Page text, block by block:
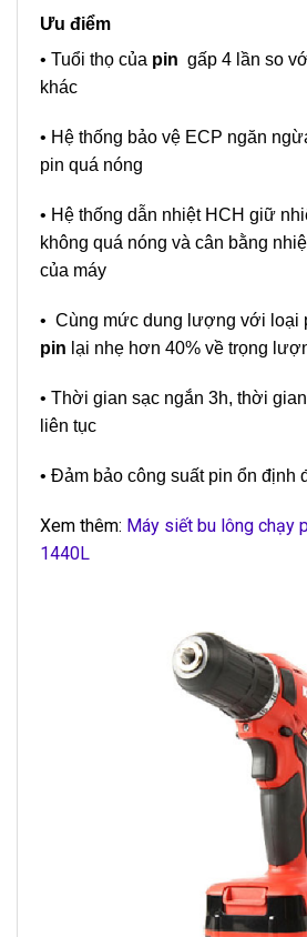
Ưu điểm
• Tuổi thọ của pin gấp 4 lần so
khác
• Hệ thống bảo vệ ECP ngăn
pin quá nóng
• Hệ thống dẫn nhiệt HCH giữ
không quá nóng và cân bằng
của máy
• Cùng mức dung lượng với loại
pin lại nhẹ hơn 40% về trọng
• Thời gian sạc ngắn 3h, thời
liên tục
• Đảm bảo công suất pin ổn định
Xem thêm: Máy siết bu lông chạy
1440L